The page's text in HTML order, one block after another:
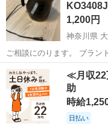
1,200円
神奈川県
ご相談にのります。
KO3…
神奈川 大和市 大和駅
≪月収22
助
時給
日払い